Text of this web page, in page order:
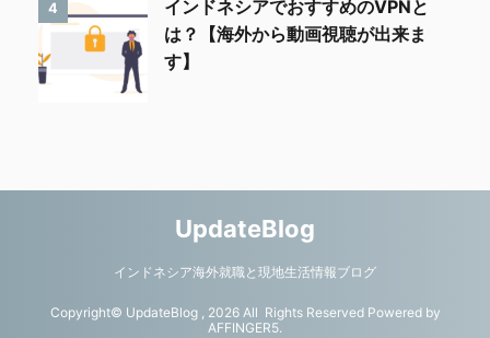
4
インドネシアでおすすめのVPNと
は？【海外から動画視聴が出来ま
す】
UpdateBlog
インドネシア海外就職と現地生活情報ブログ
Copyright© UpdateBlog , 2026 All Rights Reserved Powered by
AFFINGER5.